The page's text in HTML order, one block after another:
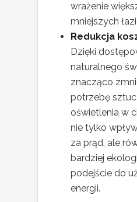
wrażenie
mniejszych
Redukcja
Dzięki
naturalnego
znacząco
potrzebę
oświetlenia w
nie tylko
za prąd, ale
bardziej
podejście do
energii.